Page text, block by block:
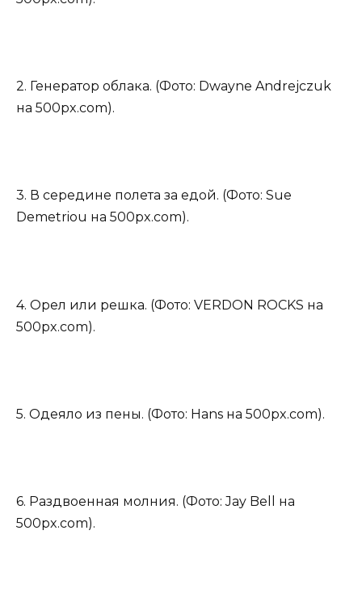
2. Генератор облака. (Фото: Dwayne Andrejczuk
на 500px.com).
3. В середине полета за едой. (Фото: Sue
Demetriou на 500px.com).
4. Орел или решка. (Фото: VERDON ROCKS на
500px.com).
5. Одеяло из пены. (Фото: Hans на 500px.com).
6. Раздвоенная молния. (Фото: Jay Bell на
500px.com).